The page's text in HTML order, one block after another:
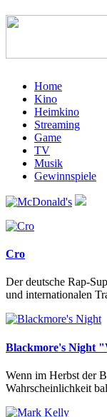
Home
Kino
Heimkino
Streaming
Game
TV
Musik
Gewinnspiele
Cro
Der deutsche Rap-
und internationalen
Blackmore's Night
Wenn im Herbst der
Wahrscheinlichkeit